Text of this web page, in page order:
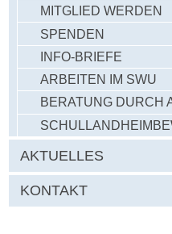
MITGLIED WERDEN
SPENDEN
INFO-BRIEFE
ARBEITEN IM SWU
BERATUNG DURCH
AKTUELLES
KONTAKT